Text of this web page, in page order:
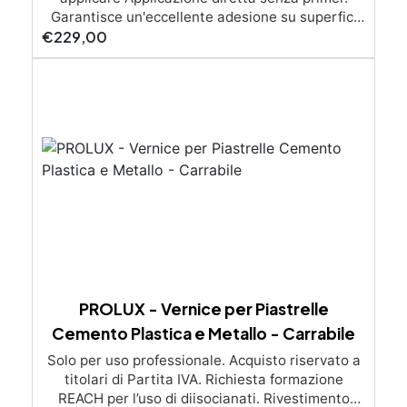
€229,00
PROLUX - Vernice per Piastrelle
Cemento Plastica e Metallo - Carrabile
Solo per uso professionale. Acquisto riservato a
titolari di Partita IVA. Richiesta formazione
REACH per l’uso di diisocianati. Rivestimento